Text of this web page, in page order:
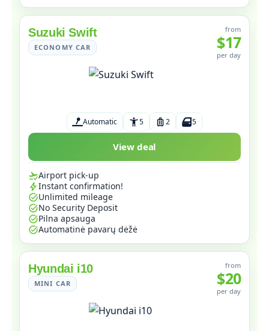
Suzuki Swift
ECONOMY CAR
from
$17
per day
Automatic 5 2 5
View deal
Airport pick-up
Instant confirmation!
Unlimited mileage
No Security Deposit
Pilna apsauga
Automatinė pavarų dėžė
Hyundai i10
MINI CAR
from
$20
per day